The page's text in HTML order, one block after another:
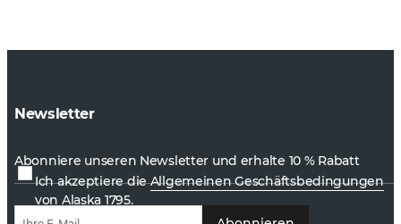
Newsletter
Abonniere unseren Newsletter und erhalte 10 % Rabatt
Ich akzeptiere dieAllgemeinen Geschäftsbedingungen
von Alaska 1795.